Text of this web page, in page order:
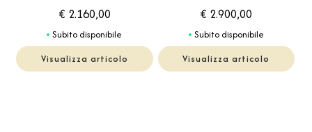
€ 2.160,00
Subito disponibile
Visualizza articolo
€ 2.900,00
Subito disponibile
Visualizza articolo